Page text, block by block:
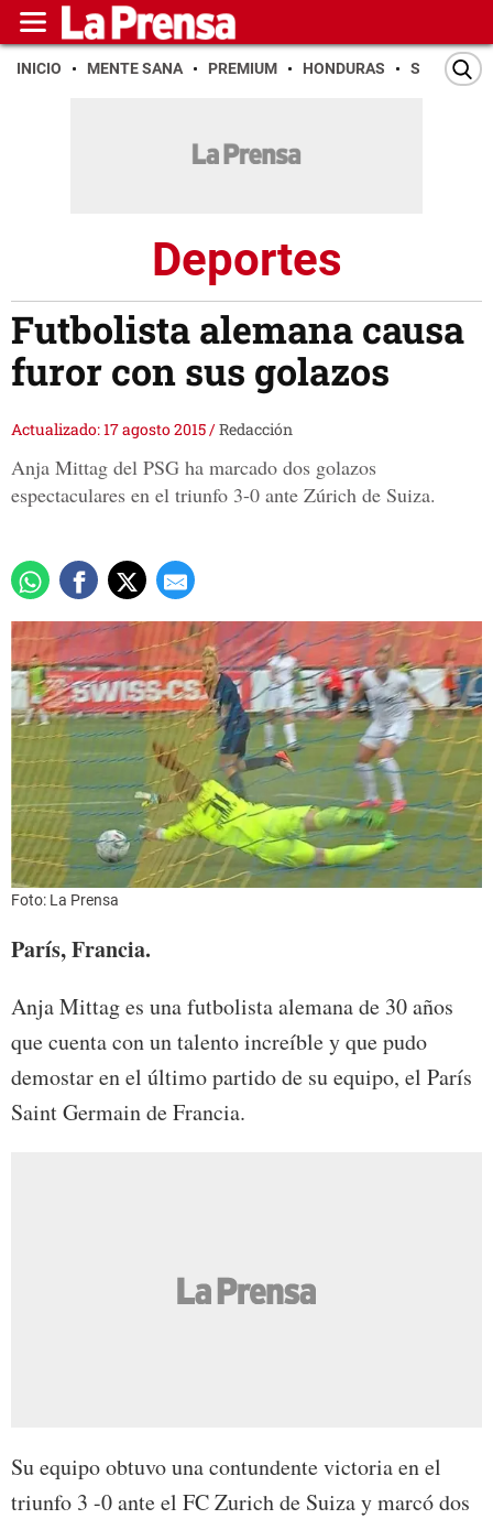
INICIO MENTE SANA PREMIUM HONDURAS SAN PEDRO
Deportes
Futbolista alemana causa
furor con sus golazos
Actualizado: 17 agosto 2015/Redacción
Anja Mittag del PSG ha marcado dos golazos
espectaculares en el triunfo 3-0 ante Zúrich de Suiza.
Foto: La Prensa
París, Francia.
Anja Mittag es una futbolista alemana de 30 años
que cuenta con un talento increíble y que pudo
demostar en el último partido de su equipo, el París
Saint Germain de Francia.
Su equipo obtuvo una contundente victoria en el
triunfo 3 -0 ante el FC Zurich de Suiza y marcó dos